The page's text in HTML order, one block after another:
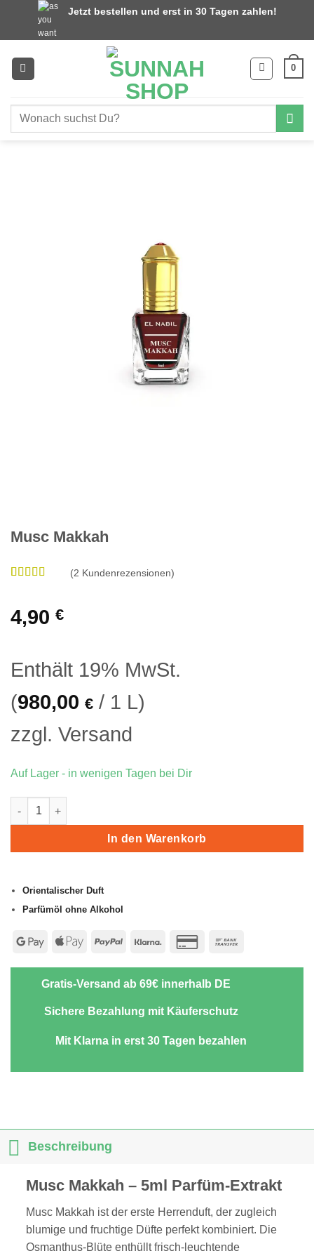
springen
Jetzt bestellen und erst in 30 Tagen zahlen!
0
Suchen
Musc Makkah
basierend
auf
(2 Kundenrezensionen)
4,90 €
Enthält 19% MwSt.
(980,00 € / 1 L)
zzgl. Versand
Auf Lager - in wenigen Tagen bei Dir
Musc Makkah Menge
In den Warenkorb
Orientalischer Duft
Parfümöl ohne Alkohol
Google Apple
PayPal Klarna
Credit
Gratis-Versand ab 69€ innerhalb DE
Sichere Bezahlung mit Käuferschutz
Mit Klarna in erst 30 Tagen bezahlen
Beschreibung
Musc Makkah – 5ml Parfüm-Extrakt
Musc Makkah ist der erste Herrenduft, der zugleich
blumige und fruchtige Düfte perfekt kombiniert. Die
Osmanthus-Blüte enthüllt frisch-leuchtende